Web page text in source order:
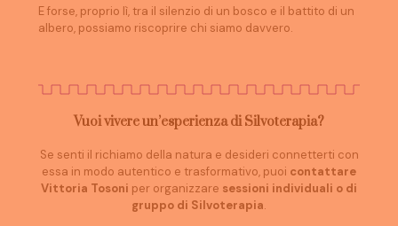
E forse, proprio lì, tra il silenzio di un bosco e il battito di un
albero, possiamo riscoprire chi siamo davvero.
Vuoi vivere un’esperienza di Silvoterapia?
Se senti il richiamo della natura e desideri connetterti con
essa in modo autentico e trasformativo, puoi contattare
Vittoria Tosoni per organizzare sessioni individuali o di
gruppo di Silvoterapia.